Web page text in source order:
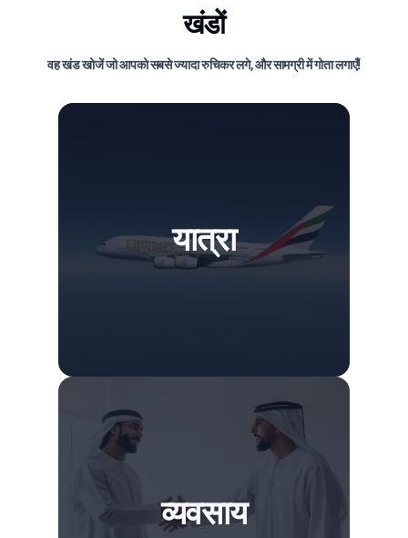
खंडों
वह खंड खोजें जो आपको सबसे ज्यादा रुचिकर लगे, और सामग्री में गोता लगाएँ!
यात्रा
व्यवसाय